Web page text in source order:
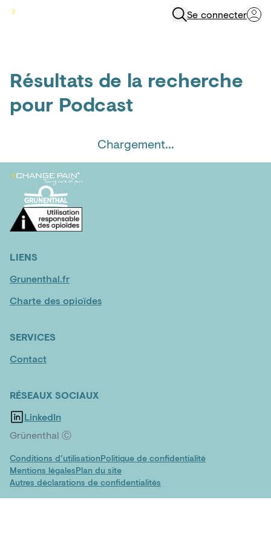
Se connecter
Résultats de la recherche
pour Podcast
Chargement...
LIENS
Grunenthal.fr
Charte des opioïdes
SERVICES
Contact
RÉSEAUX SOCIAUX
LinkedIn
Grünenthal Ⓒ
Conditions d’utilisationPolitique de confidentialité
Mentions légalesPlan du site
Autres déclarations de confidentialités